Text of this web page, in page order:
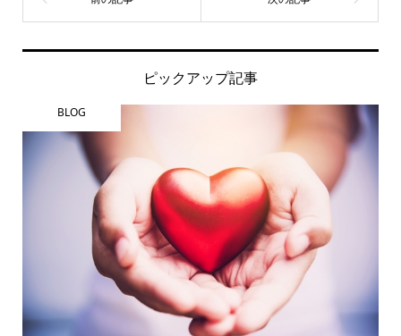
ピックアップ記事
BLOG